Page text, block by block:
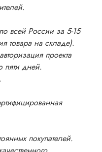
всей России за 5-15
товара на складе).
проекта
пяти дней.
покупателей.